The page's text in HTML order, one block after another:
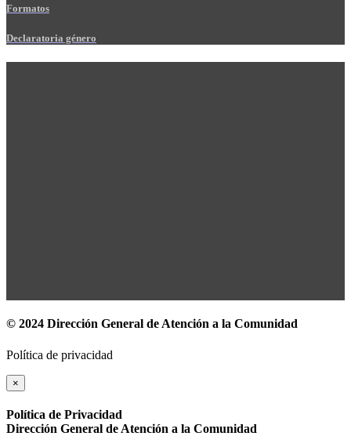
Formatos
Declaratoria género
© 2024 Dirección General de Atención a la Comunidad
Política de privacidad
×
Política de Privacidad
Dirección General de Atención a la Comunidad